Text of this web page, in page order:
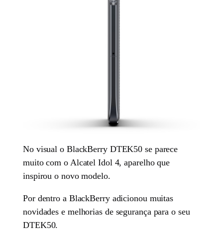
No visual o BlackBerry DTEK50 se parece
muito com o Alcatel Idol 4, aparelho que
inspirou o novo modelo.
Por dentro a BlackBerry adicionou muitas
novidades e melhorias de segurança para o seu
DTEK50.